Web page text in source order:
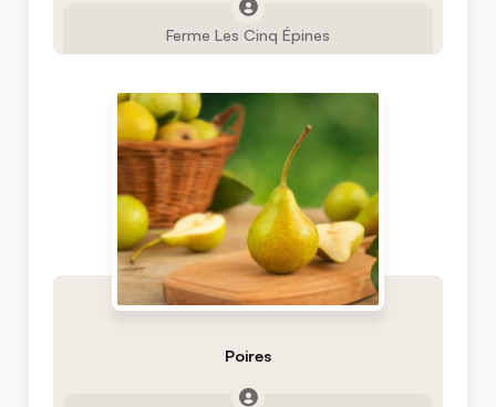
Ferme Les Cinq Épines
Poires